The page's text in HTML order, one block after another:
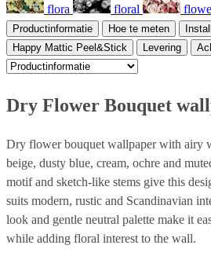
flora floral
Productinformatie Hoe te meten
Happy Mattic Peel&Stick
Levering
Dry Flower Bouquet
Dry flower bouquet wallpaper with airy
beige, dusty blue, cream, ochre and
motif and sketch-like stems give this
suits modern, rustic and Scandinavian
look and gentle neutral palette make it
while adding floral interest to the wall.